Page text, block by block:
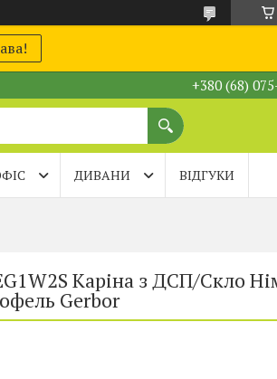
+380 (68)
ДИВАНИ ВІДГУКИ
Каріна з ДСП/Скло
Gerbor